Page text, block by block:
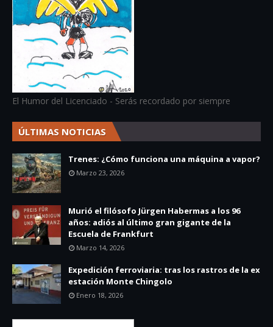
El Humor del Licenciado - Serás recordado por siempre
ÚLTIMAS NOTICIAS
Trenes: ¿Cómo funciona una máquina a vapor?
Marzo 23, 2026
Murió el filósofo Jürgen Habermas a los 96
años: adiós al último gran gigante de la
Escuela de Frankfurt
Marzo 14, 2026
Expedición ferroviaria: tras los rastros de la ex
estación Monte Chingolo
Enero 18, 2026